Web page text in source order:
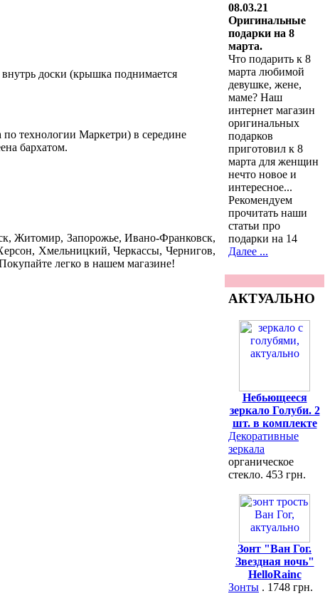
доски (крышка поднимается
технологии Маркетри) в середине
бархатом.
Житомир, Запорожье, Ивано-Франковск,
Хмельницкий, Черкассы, Чернигов,
легко в нашем магазине!
08.03.21
Оригинальные
подарки на 8
марта.
Что подарить к 8
марта любимой
девушке, жене,
маме? Наш
интернет магазин
оригинальных
подарков
приготовил к 8
марта для женщин
нечто новое и
интересное...
Рекомендуем
прочитать наши
статьи про
подарки на 14
Далее ...
АКТУАЛЬНО
Небьющееся
зеркало Голуби. 2
шт. в комплекте
Декоративные
зеркала
органическое
стекло. 453 грн.
Зонт "Ван Гог.
Звездная ночь"
HelloRainc
Зонты . 1748 грн.